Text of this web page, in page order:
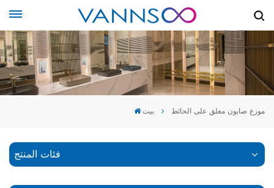
بيت موزع صابون معلق على الحائط
فئات المنتج